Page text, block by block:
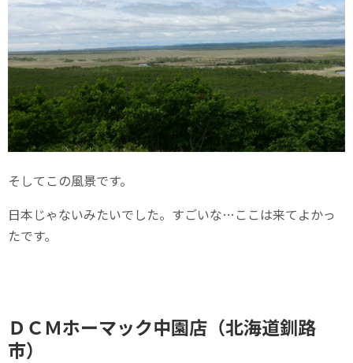
そしてこの風景です。
日本じゃないみたいでした。すごいな…ここは来てよかっ
たです。
ＤＣＭホーマック中園店（北海道釧路
市）